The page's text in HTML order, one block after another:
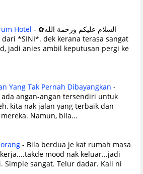
Hotel - ✿السلام عليكم ورحمة الله
jadi anies ambil keputusan pergi ke
Yang Tak Pernah Dibayangkan -
angan-angan tersendiri untuk
kita nak jalan yang terbaik dan
Namun, bila...
- Bila berdua je kat rumah masa
mood nak keluar...jadi
Simple sangat. Telur dadar. Kali ni